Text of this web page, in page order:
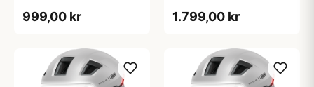
999,00 kr 1.799,00 kr